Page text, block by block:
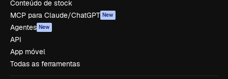
Conteúdo de stock
MCP para Claude/ChatGPT New
Agentes New
API
App móvel
Todas as ferramentas